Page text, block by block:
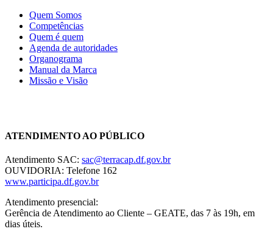
Quem Somos
Competências
Quem é quem
Agenda de autoridades
Organograma
Manual da Marca
Missão e Visão
ATENDIMENTO AO PÚBLICO
Atendimento SAC: sac@terracap.df.gov.br
OUVIDORIA: Telefone 162
www.participa.df.gov.br
Atendimento presencial:
Gerência de Atendimento ao Cliente – GEATE, das 7 às 19h, em
dias úteis.